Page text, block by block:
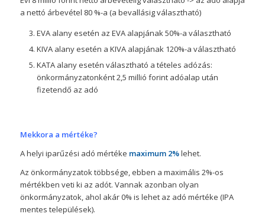
a nettó árbevétel 80 %-a (a bevallásig választható)
EVA alany esetén az EVA alapjának 50%-a választható
KIVA alany esetén a KIVA alapjának 120%-a választható
KATA alany esetén választható a tételes adózás:
önkormányzatonként 2,5 millió forint adóalap után
fizetendő az adó
Mekkora a mértéke?
A helyi iparűzési adó mértéke maximum 2%lehet.
Az önkormányzatok többsége, ebben a maximális 2%-os
mértékben veti ki az adót. Vannak azonban olyan
önkormányzatok, ahol akár 0% is lehet az adó mértéke (IPA
mentes települések).